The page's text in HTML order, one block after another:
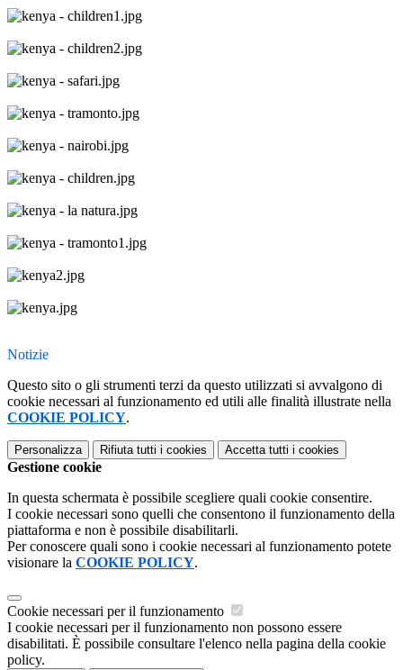
Notizie
Questo sito o gli strumenti terzi da questo utilizzati si avvalgono di
cookie necessari al funzionamento ed utili alle finalità illustrate nella
COOKIE POLICY.
Personalizza Rifiuta tutti i cookies Accetta tutti i cookies
Gestione cookie
In questa schermata è possibile scegliere quali cookie consentire.
I cookie necessari sono quelli che consentono il funzionamento della
piattaforma e non è possibile disabilitarli.
Per conoscere quali sono i cookie necessari al funzionamento potete
visionare la COOKIE POLICY.
Cookie necessari per il funzionamento
I cookie necessari per il funzionamento non possono essere
disabilitati. È possibile consultare l'elenco nella pagina della cookie
policy.